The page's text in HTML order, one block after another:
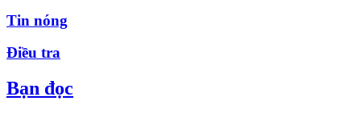
Tin nóng
Điều tra
Bạn đọc